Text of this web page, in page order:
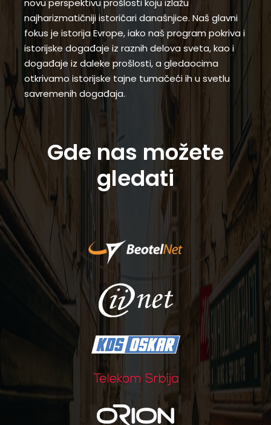
novu perspektivu prošlosti koju izlažu
najharizmatičniji istoričari današnjice. Naš glavni
fokus je istorija Evrope, iako naš program pokriva i
istorijske događaje iz raznih delova sveta, kao i
događaje iz daleke prošlosti, a gledaocima
otkrivamo istorijske tajne tumačeći ih u svetlu
savremenih događaja.
Gde nas možete
gledati